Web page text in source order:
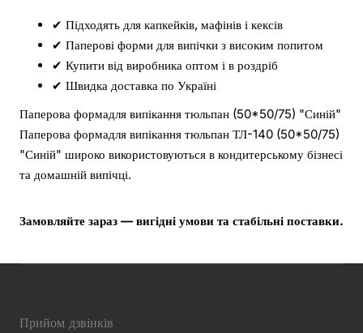
✔ Підходять для капкейків, мафінів і кексів
✔ Паперові форми для випічки з високим попитом
✔ Купити від виробника оптом і в роздріб
✔ Швидка доставка по Україні
Паперова формадля випікання тюльпан (50*50/75) "Синій"
Паперова формадля випікання тюльпан ТЛ-140 (50*50/75)
"Синій" широко використовуються в кондитерському бізнесі
та домашній випічці.
Замовляйте зараз — вигідні умови та стабільні поставки.
Прийом дзвінків